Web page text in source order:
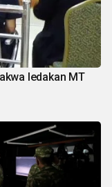
ledakan MT